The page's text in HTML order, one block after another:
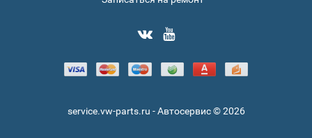
service.vw-parts.ru - Автосервис © 2026